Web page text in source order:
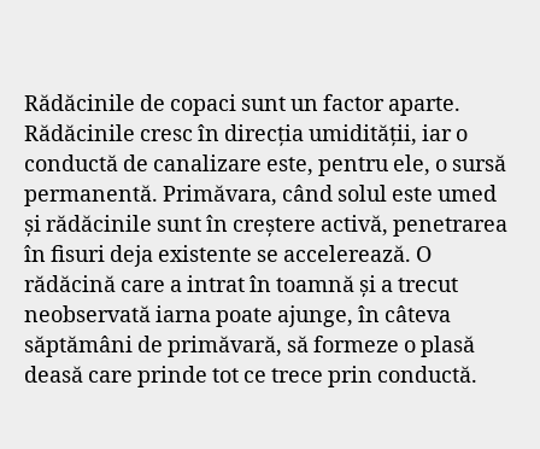
Rădăcinile de copaci sunt un factor aparte.
Rădăcinile cresc în direcția umidității, iar o
conductă de canalizare este, pentru ele, o sursă
permanentă. Primăvara, când solul este umed
și rădăcinile sunt în creștere activă, penetrarea
în fisuri deja existente se accelerează. O
rădăcină care a intrat în toamnă și a trecut
neobservată iarna poate ajunge, în câteva
săptămâni de primăvară, să formeze o plasă
deasă care prinde tot ce trece prin conductă.